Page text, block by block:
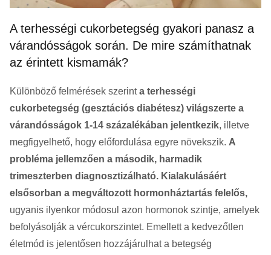
A terhességi cukorbetegség gyakori panasz a
várandósságok során. De mire számíthatnak
az érintett kismamák?
Különböző felmérések szerinta terhességi
cukorbetegség (gesztációs diabétesz) világszerte a
várandósságok 1-14 százalékában jelentkezik, illetve
megfigyelhető, hogy előfordulása egyre növekszik. A
probléma jellemzően a második, harmadik
trimeszterben diagnosztizálható. Kialakulásáért
elsősorban a megváltozott hormonháztartás felelős,
ugyanis ilyenkor módosul azon hormonok szintje, amelyek
befolyásolják a vércukorszintet. Emellett a kedvezőtlen
életmód is jelentősen hozzájárulhat a betegség